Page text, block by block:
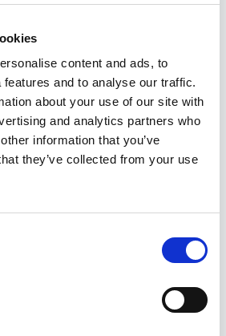
content and ads, to
and to analyse our traffic.
about your use of our site with
and analytics partners who
information that you’ve
they’ve collected from your use
privacy, o nel caso in cui desideriate
o revocare il Vostro consenso,
di posta elettronica
sono trattati presso la sede del
e presso il datacenter del web
delle norme europee.
Cookie
DIRETTAMENTE DAL
revocando il consenso all’uso